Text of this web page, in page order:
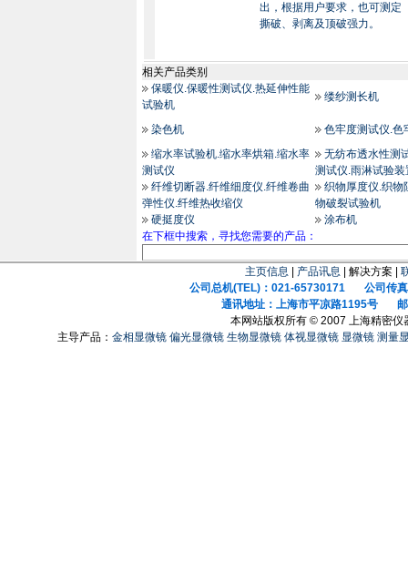
出，根据用户要求，也可测定
撕破、剥离及顶破强力。
相关产品类别
保暖仪.保暖性测试仪.热延伸性能
试验机
缕纱测长机
染色机
色牢度测试仪.色
缩水率试验机.缩水率烘箱.缩水率
测试仪
无纺布透水性测
测试仪.雨淋试验装
纤维切断器.纤维细度仪.纤维卷曲
弹性仪.纤维热收缩仪
织物厚度仪.织物
物破裂试验机
硬挺度仪
涂布机
在下框中搜索，寻找您需要的产品：
主页信息 产品讯息 | 解决方案 |
公司总机(TEL)：021-65730171 公司传真
通讯地址：上海市平凉路1195号 邮
本网站版权所有 © 2007 上海精密仪
主导产品： 金相显微镜 偏光显微镜 生物显微镜 体视显微镜 显微镜 测量